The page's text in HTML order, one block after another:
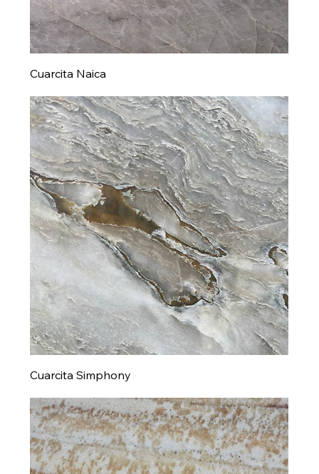
Cuarcita Naica
Cuarcita Simphony